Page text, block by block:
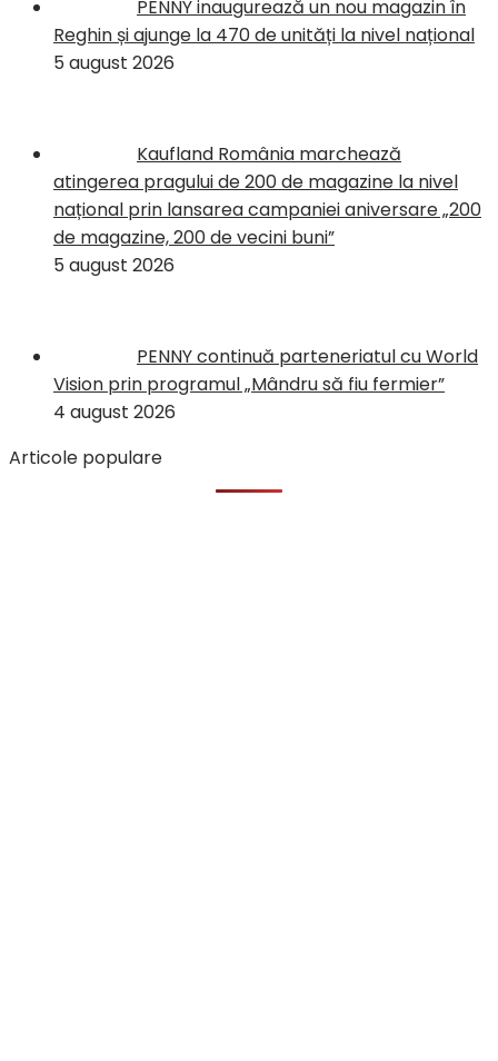
PENNY inaugurează un nou magazin în
Reghin și ajunge la 470 de unități la nivel național
5 august 2026
Kaufland România marchează
atingerea pragului de 200 de magazine la nivel
național prin lansarea campaniei aniversare „200
de magazine, 200 de vecini buni”
5 august 2026
PENNY continuă parteneriatul cu World
Vision prin programul „Mândru să fiu fermier”
4 august 2026
Articole populare